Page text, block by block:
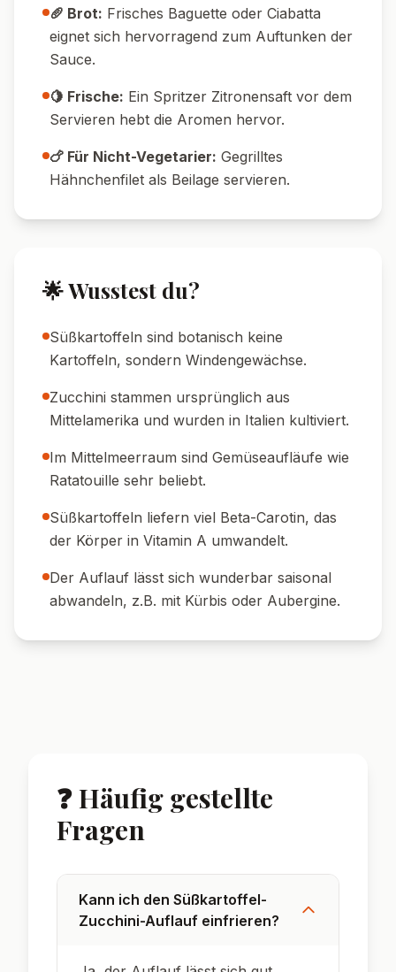
🥖 Brot: Frisches Baguette oder Ciabatta
eignet sich hervorragend zum Auftunken der
Sauce.
🍋 Frische: Ein Spritzer Zitronensaft vor dem
Servieren hebt die Aromen hervor.
🍗 Für Nicht-Vegetarier: Gegrilltes
Hähnchenfilet als Beilage servieren.
🌟 Wusstest du?
Süßkartoffeln sind botanisch keine
Kartoffeln, sondern Windengewächse.
Zucchini stammen ursprünglich aus
Mittelamerika und wurden in Italien kultiviert.
Im Mittelmeerraum sind Gemüseaufläufe wie
Ratatouille sehr beliebt.
Süßkartoffeln liefern viel Beta-Carotin, das
der Körper in Vitamin A umwandelt.
Der Auflauf lässt sich wunderbar saisonal
abwandeln, z.B. mit Kürbis oder Aubergine.
❓ Häufig gestellte
Fragen
Kann ich den Süßkartoffel-
Zucchini-Auflauf einfrieren?